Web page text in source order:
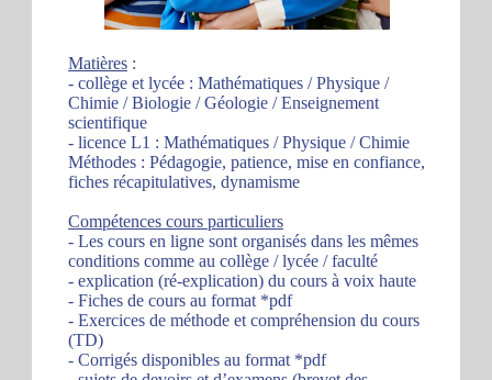
Matières :
- collège et lycée : Mathématiques / Physique /
Chimie / Biologie / Géologie / Enseignement
scientifique
- licence L1 : Mathématiques / Physique / Chimie
Méthodes : Pédagogie, patience, mise en confiance,
fiches récapitulatives, dynamisme
Compétences cours particuliers
- Les cours en ligne sont organisés dans les mêmes
conditions comme au collège / lycée / faculté
- explication (ré-explication) du cours à voix haute
- Fiches de cours au format *pdf
- Exercices de méthode et compréhension du cours
(TD)
- Corrigés disponibles au format *pdf